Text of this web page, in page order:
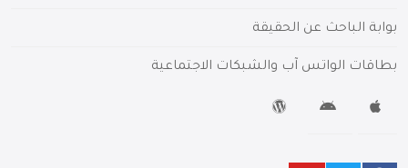
بوابة الباحث عن الحقيقة
بطاقات الواتس آب والشبكات الاجتماعية